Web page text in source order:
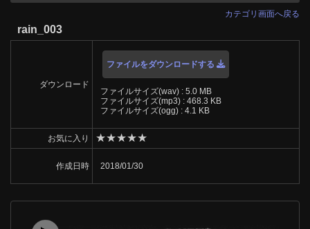
カテゴリ画面へ戻る
rain_003
ダウンロード
ファイルをダウンロードする
ファイルサイズ(wav) : 5.0 MB
ファイルサイズ(mp3) : 468.3 KB
ファイルサイズ(ogg) : 4.1 KB
お気に入り ★★★★★
作成日時 2018/01/30